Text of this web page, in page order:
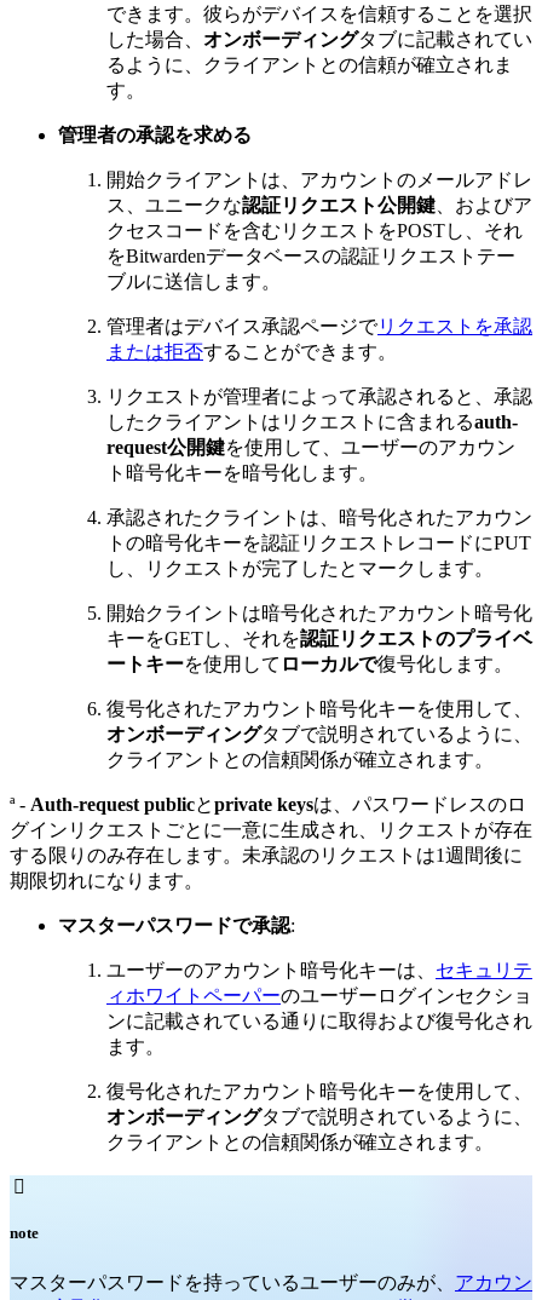
できます。彼らがデバイスを信頼することを選択
した場合、 オンボーディングタブに記載されてい
るように、クライアントとの信頼が確立されま
す。
管理者の承認を求める
開始クライアントは、アカウントのメールアドレ
ス、ユニークな認証リクエスト公開鍵 、およびア
クセスコードを含むリクエストをPOSTし、それ
をBitwardenデータベースの認証リクエストテー
ブルに送信します。
管理者はデバイス承認ページでリクエストを承認
または拒否することができます。
リクエストが管理者によって承認されると、承認
したクライアントはリクエストに含まれるauth-
request公開鍵を使用して、ユーザーのアカウン
ト暗号化キーを暗号化します。
承認されたクライントは、暗号化されたアカウン
トの暗号化キーを認証リクエストレコードにPUT
し、リクエストが完了したとマークします。
開始クライントは暗号化されたアカウント暗号化
キーをGETし、それを認証リクエストのプライベ
ートキーを使用して ローカルで復号化します。
復号化されたアカウント暗号化キーを使用して、
オンボーディングタブで説明されているように、
クライアントとの信頼関係が確立されます。
ª - Auth-request publicとprivate keysは、パスワードレスのロ
グインリクエストごとに一意に生成され、リクエストが存在
する限りのみ存在します。未承認のリクエストは1週間後に
期限切れになります。
マスターパスワードで承認:
ユーザーのアカウント暗号化キーは、 セキュリテ
ィホワイトペーパーのユーザーログインセクショ
ンに記載されている通りに取得および復号化され
ます。
復号化されたアカウント暗号化キーを使用して、
オンボーディングタブで説明されているように、
クライアントとの信頼関係が確立されます。

note
マスターパスワードを持っているユーザーのみが、 アカウン